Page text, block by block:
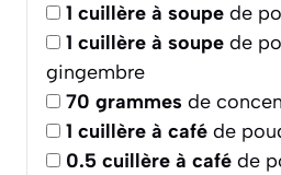
1 cuillère à soupe de
1 cuillère à soupe de
gingembre
70 grammes de
1 cuillère à café de
0.5 cuillère à café de